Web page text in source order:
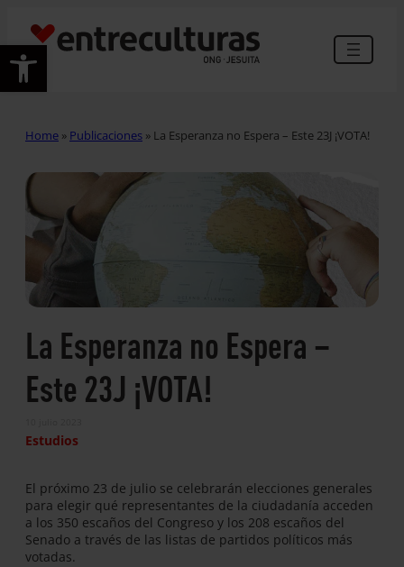
Abrir barra de herramientas
Home » Publicaciones » La Esperanza no Espera – Este 23J ¡VOTA!
La Esperanza no Espera –
Este 23J ¡VOTA!
Estudios
El próximo 23 de julio se celebrarán elecciones generales
para elegir qué representantes de la ciudadanía acceden
a los 350 escaños del Congreso y los 208 escaños del
Senado a través de las listas de partidos políticos más
votadas.